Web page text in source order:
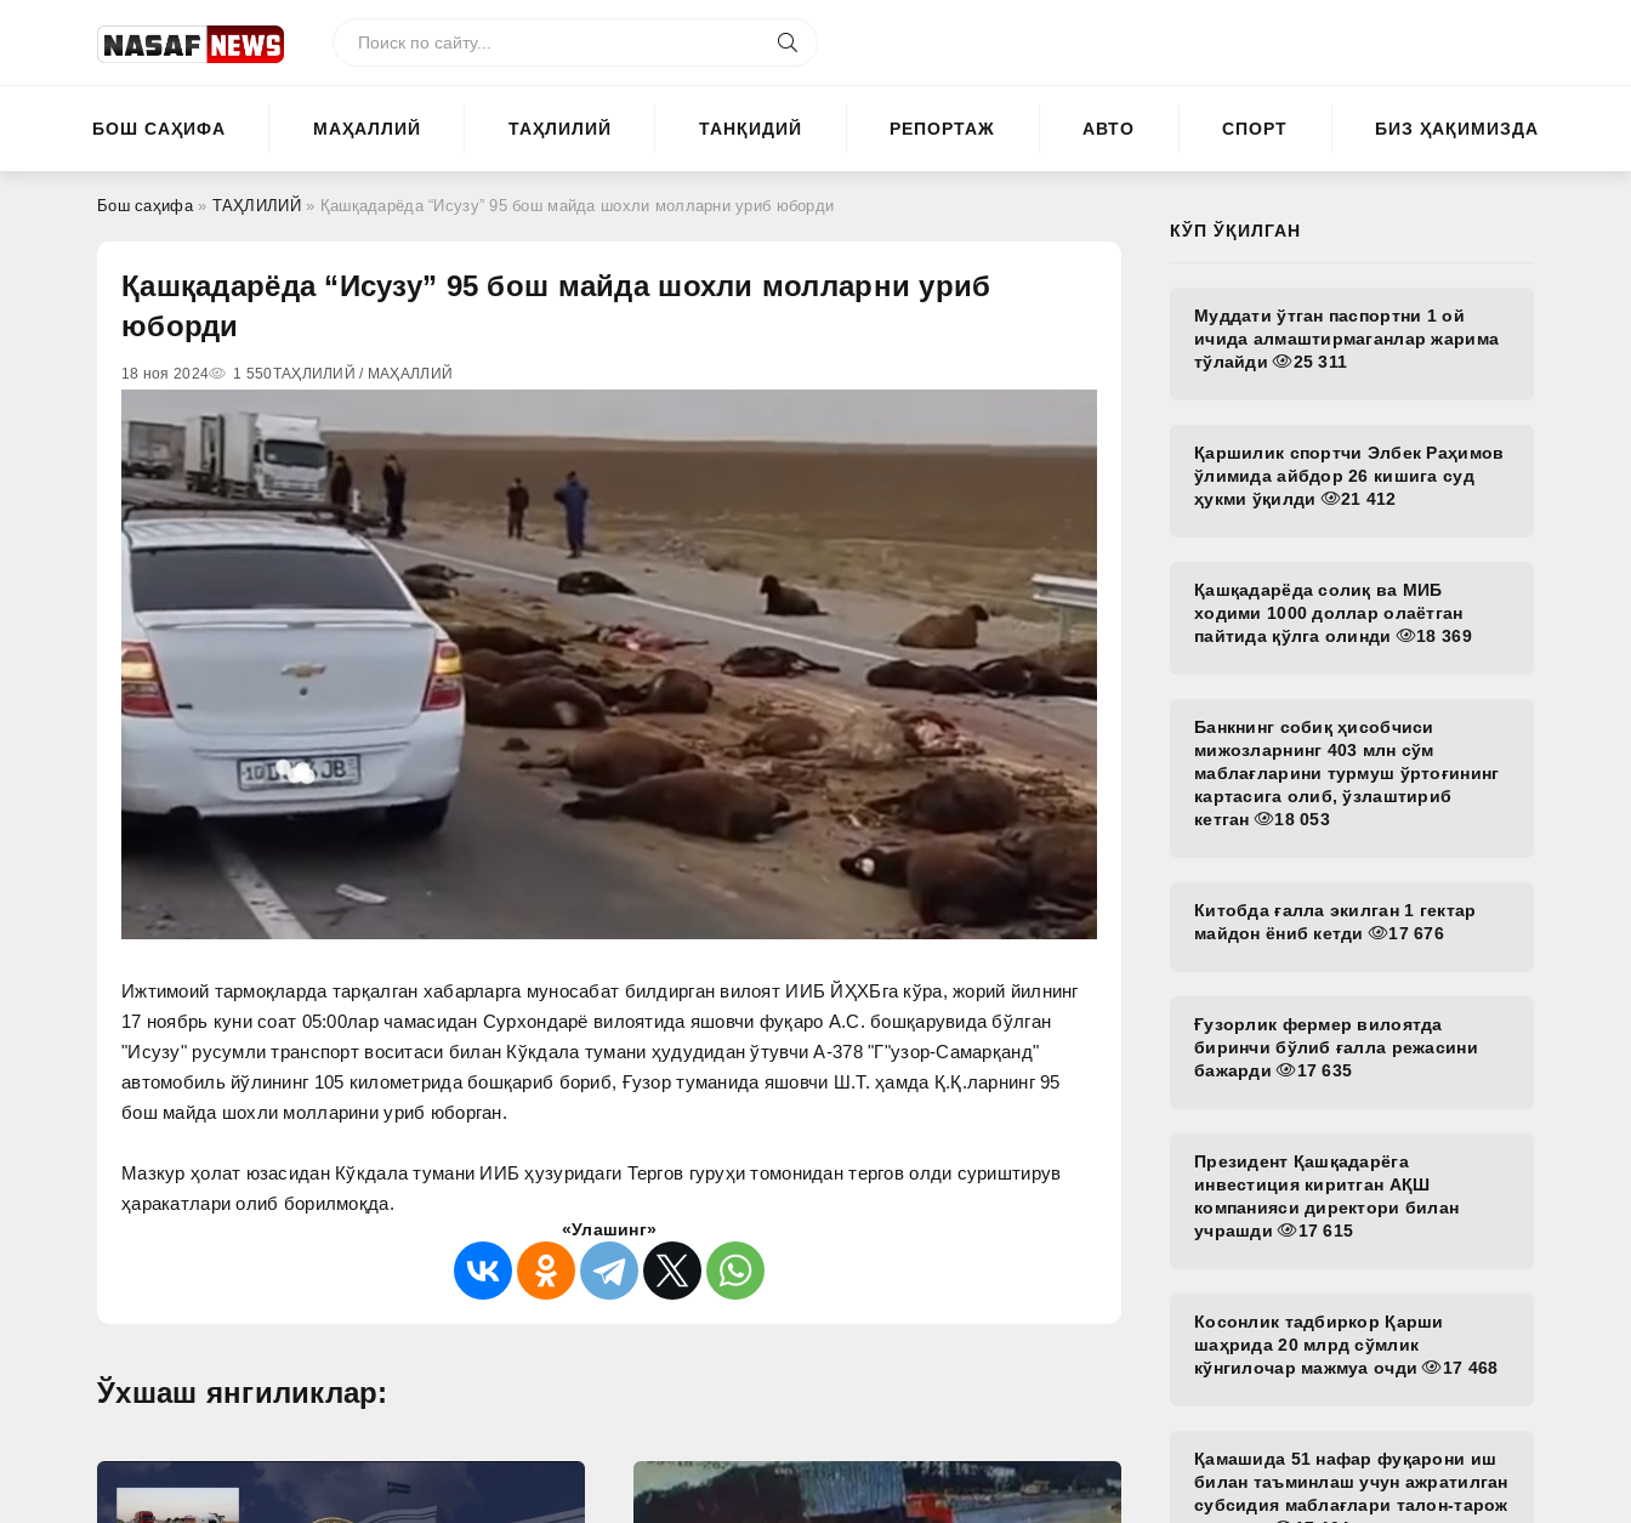
БОШ САҲИФА МАҲАЛЛИЙ ТАҲЛИЛИЙ ТАНҚИДИЙ РЕПОРТАЖ АВТО СПОРТ БИЗ ҲАҚИМИЗДА
Бош саҳифа» ТАҲЛИЛИЙ » Қашқадарёда “Исузу” 95 бош майда шохли молларни уриб юборди
Қашқадарёда “Исузу” 95 бош майда шохли молларни уриб
юборди
18 ноя 2024 1 550ТАҲЛИЛИЙ / МАҲАЛЛИЙ
Ижтимоий тармоқларда тарқалган хабарларга муносабат билдирган вилоят ИИБ ЙҲХБга кўра, жорий йилнинг
17 ноябрь куни соат 05:00лар чамасидан Сурхондарё вилоятида яшовчи фуқаро А.С. бошқарувида бўлган
"Исузу" русумли транспорт воситаси билан Кўкдала тумани ҳудудидан ўтувчи А-378 "Г"узор-Самарқанд"
автомобиль йўлининг 105 километрида бошқариб бориб, Ғузор туманида яшовчи Ш.Т. ҳамда Қ.Қ.ларнинг 95
бош майда шохли молларини уриб юборган.
Мазкур ҳолат юзасидан Кўкдала тумани ИИБ ҳузуридаги Тергов гуруҳи томонидан тергов олди суриштирув
ҳаракатлари олиб борилмоқда.
«Улашинг»
Ўхшаш янгиликлар:
КЎП ЎҚИЛГАН
Муддати ўтган паспортни 1 ой
ичида алмаштирмаганлар жарима
тўлайди
25 311
Қаршилик спортчи Элбек Раҳимов
ўлимида айбдор 26 кишига суд
ҳукми ўқилди
21 412
Қашқадарёда солиқ ва МИБ
ходими 1000 доллар олаётган
пайтида қўлга олинди
18 369
Банкнинг собиқ ҳисобчиси
мижозларнинг 403 млн сўм
маблағларини турмуш ўртоғининг
картасига олиб, ўзлаштириб
кетган
18 053
Китобда ғалла экилган 1 гектар
майдон ёниб кетди
17 676
Ғузорлик фермер вилоятда
биринчи бўлиб ғалла режасини
бажарди
17 635
Президент Қашқадарёга
инвестиция киритган АҚШ
компанияси директори билан
учрашди
17 615
Косонлик тадбиркор Қарши
шаҳрида 20 млрд сўмлик
кўнгилочар мажмуа очди
17 468
Қамашида 51 нафар фуқарони иш
билан таъминлаш учун ажратилган
субсидия маблағлари талон-тарож